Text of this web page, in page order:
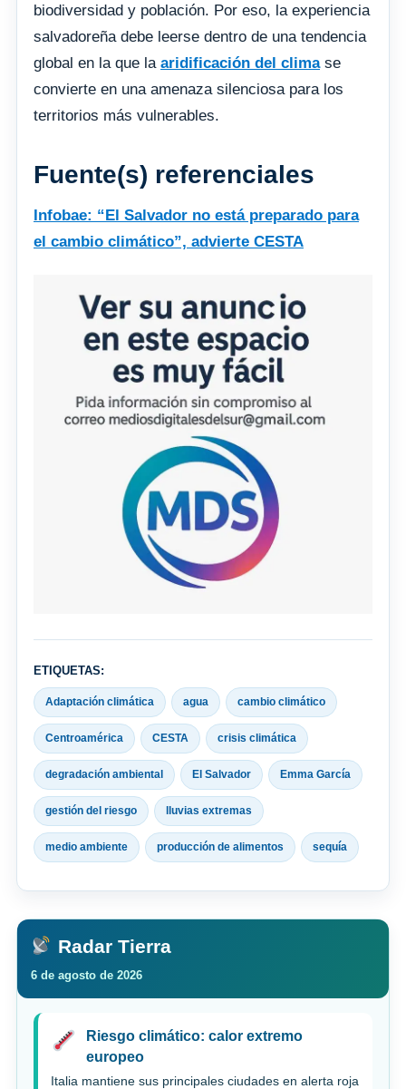
biodiversidad y población. Por eso, la experiencia
salvadoreña debe leerse dentro de una tendencia
global en la que la aridificación del climase
convierte en una amenaza silenciosa para los
territorios más vulnerables.
Fuente(s) referenciales
Infobae: “El Salvador no está preparado para
el cambio climático”, advierte CESTA
ETIQUETAS:
Adaptación climática agua cambio climático
Centroamérica CESTA crisis climática
degradación ambiental El Salvador Emma García
gestión del riesgo lluvias extremas
medio ambiente producción de alimentos sequía
Radar Tierra
6 de agosto de 2026
Riesgo climático: calor extremo
europeo
Italia mantiene sus principales ciudades en alerta roja